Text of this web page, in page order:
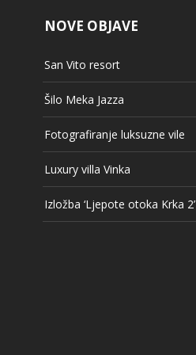
NOVE OBJAVE
San Vito resort
Šilo Meka Jazza
Fotografiranje luksuzne vile
Luxury villa Vinka
Izložba ‘Ljepote otoka Krka 2’